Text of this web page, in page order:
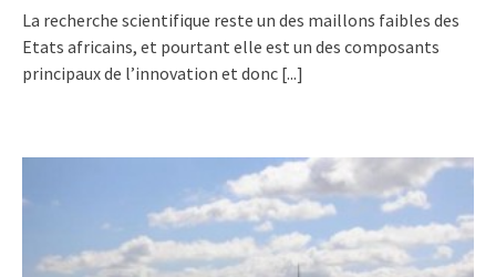
La recherche scientifique reste un des maillons faibles des
Etats africains, et pourtant elle est un des composants
principaux de l’innovation et donc [...]